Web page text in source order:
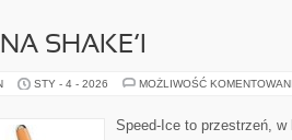
SHAKE’I
STY - 4 - 2026 MOŻLIWOŚĆ
Speed-Ice to przestrzeń,